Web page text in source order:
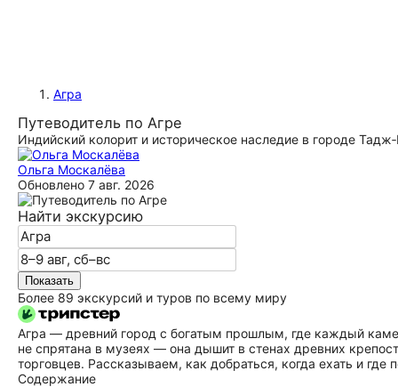
Агра
Путеводитель по Агре
Индийский колорит и историческое наследие в городе
Ольга Москалёва
Обновлено 7 авг. 2026
Найти экскурсию
Показать
Более 89 экскурсий и туров по всему миру
Агра — древний город с богатым прошлым, где каждый
не спрятана в музеях — она дышит в стенах древних
торговцев. Рассказываем, как добраться, когда ехать и
Содержание